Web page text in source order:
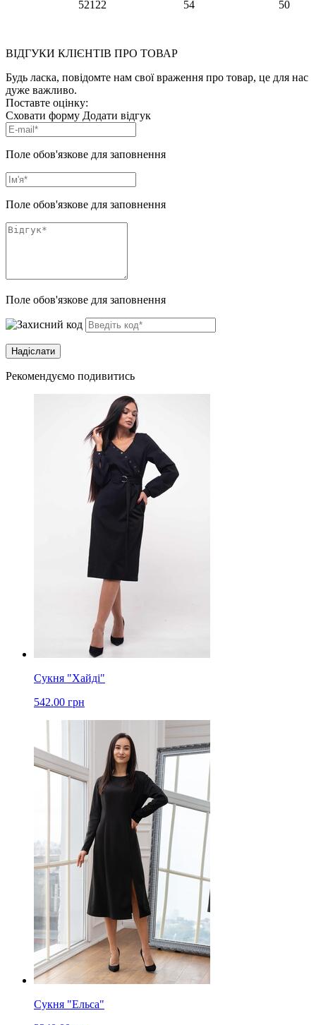
52122 54 50
ВІДГУКИ КЛІЄНТІВ ПРО ТОВАР
Будь ласка, повідомте нам свої враження про товар, це для нас
дуже важливо.
Поставте оцінку:
Сховати форму Додати відгук
Поле обов'язкове для заповнення
Поле обов'язкове для заповнення
Поле обов'язкове для заповнення
Рекомендуємо подивитись
Сукня "Хайді"
542.00 грн
Сукня "Ельса"